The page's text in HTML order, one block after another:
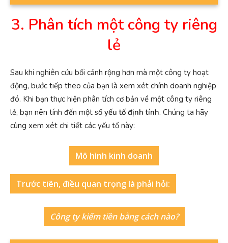
3. Phân tích một công ty riêng
lẻ
Sau khi nghiên cứu bối cảnh rộng hơn mà một công ty hoạt
động, bước tiếp theo của bạn là xem xét chính doanh nghiệp
đó. Khi bạn thực hiện phân tích cơ bản về một công ty riêng
lẻ, bạn nên tính đến một số yếu tố định tính. Chúng ta hãy
cùng xem xét chi tiết các yếu tố này:
Mô hình kinh doanh
Trước tiên, điều quan trọng là phải hỏi:
Công ty kiếm tiền bằng cách nào?